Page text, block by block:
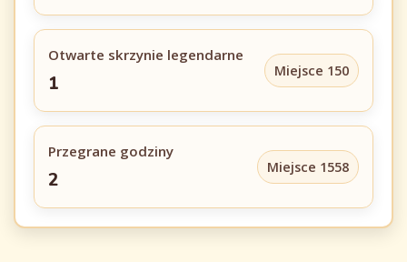
Otwarte skrzynie legendarne
1
Miejsce 150
Przegrane godziny
2
Miejsce 1558